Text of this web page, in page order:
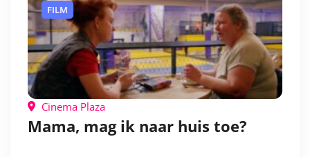
FILM
Cinema Plaza
Mama, mag ik naar huis toe?